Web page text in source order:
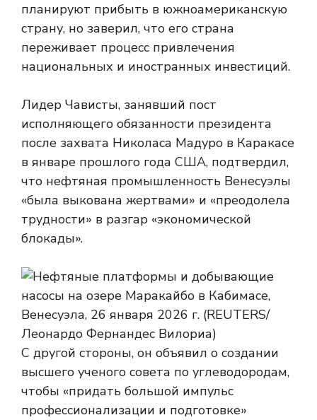
планируют прибыть в южноамериканскую
страну, но заверил, что его страна
переживает процесс привлечения
национальных и иностранных инвестиций.
Лидер Чависты, занявший пост
исполняющего обязанности президента
после захвата Николаса Мадуро в Каракасе
в январе прошлого года США, подтвердил,
что нефтяная промышленность Венесуэлы
«была выкована жертвами» и «преодолела
трудности» в разгар «экономической
блокады».
С другой стороны, он объявил о создании
высшего ученого совета по углеводородам,
чтобы «придать большой импульс
профессионализации и подготовке»